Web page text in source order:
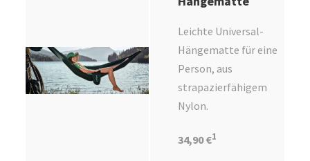
Leichte Universal-
Hängematte für eine
Person, aus
strapazierfähigem
Nylon.
34,90 €1